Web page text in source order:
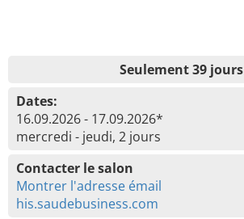
Seulement 39 jours
Dates:
16.09.2026 - 17.09.2026*
mercredi - jeudi, 2 jours
Contacter le salon
Montrer l'adresse émail
his.saudebusiness.com